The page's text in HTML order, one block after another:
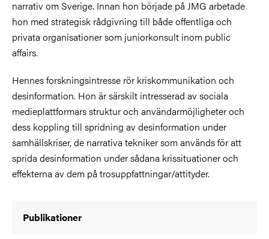
narrativ om Sverige. Innan hon började på JMG arbetade
hon med strategisk rådgivning till både offentliga och
privata organisationer som juniorkonsult inom public
affairs.
Hennes forskningsintresse rör kriskommunikation och
desinformation. Hon är särskilt intresserad av sociala
medieplattformars struktur och användarmöjligheter och
dess koppling till spridning av desinformation under
samhällskriser, de narrativa tekniker som används för att
sprida desinformation under sådana krissituationer och
effekterna av dem på trosuppfattningar/attityder.
Publikationer